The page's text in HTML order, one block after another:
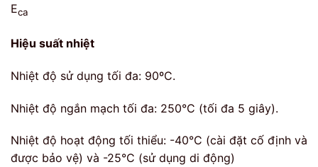
Eca
Hiệu suất nhiệt
Nhiệt độ sử dụng tối đa: 90ºC.
Nhiệt độ ngắn mạch tối đa: 250°C (tối đa 5 giây).
Nhiệt độ hoạt động tối thiểu: -40°C (cài đặt cố định và
được bảo vệ) và -25°C (sử dụng di động)